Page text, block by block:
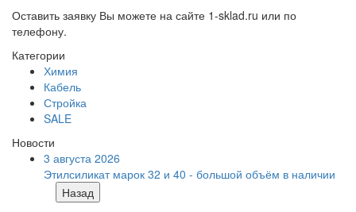
Оставить заявку Вы можете на сайте 1-sklad.ru или по
телефону.
Категории
Химия
Кабель
Стройка
SALE
Новости
3 августа 2026
Этилсиликат марок 32 и 40 - большой объём в наличии
Назад